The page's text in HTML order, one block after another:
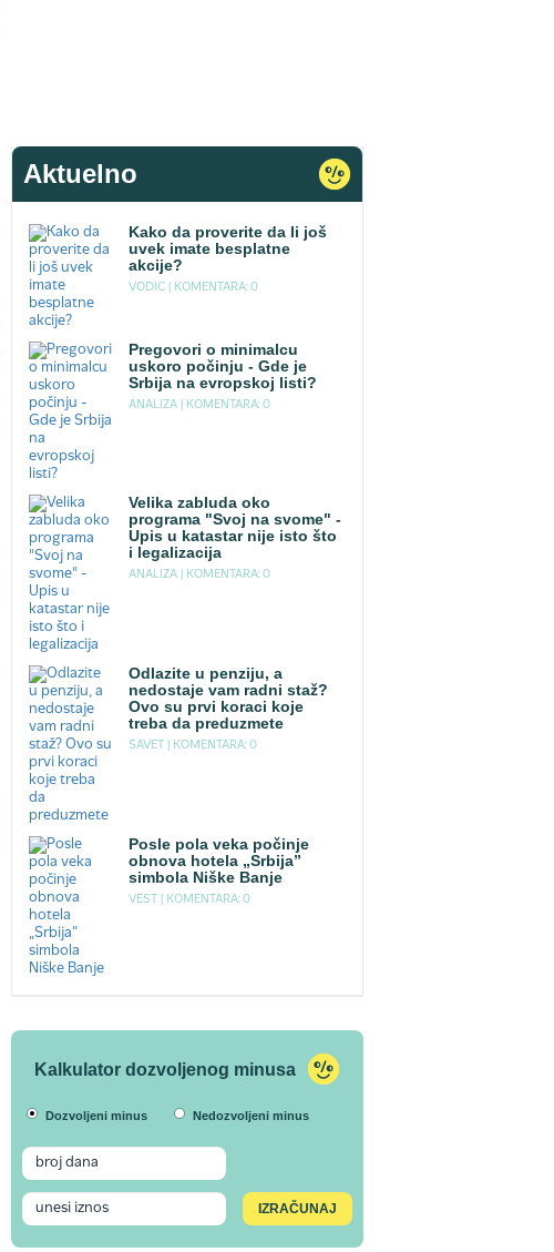
Aktuelno
Kako da proverite da li još
uvek imate besplatne
akcije?
VODIC | KOMENTARA: 0
Pregovori o minimalcu
uskoro počinju - Gde je
Srbija na evropskoj listi?
ANALIZA | KOMENTARA: 0
Velika zabluda oko
programa "Svoj na svome" -
Upis u katastar nije isto što
i legalizacija
ANALIZA | KOMENTARA: 0
Odlazite u penziju, a
nedostaje vam radni staž?
Ovo su prvi koraci koje
treba da preduzmete
SAVET | KOMENTARA: 0
Posle pola veka počinje
obnova hotela „Srbija”
simbola Niške Banje
VEST | KOMENTARA: 0
Kalkulator dozvoljenog minusa
Dozvoljeni minus Nedozvoljeni minus